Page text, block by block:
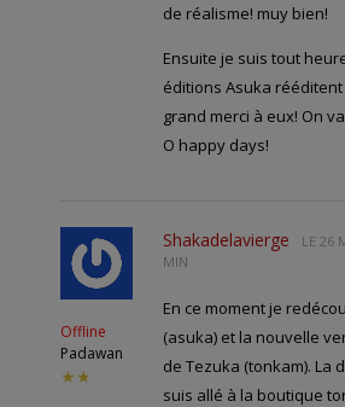
de réalisme! muy bien!
Ensuite je suis tout
éditions Asuka rééditent
grand merci à eux! On
O happy days!
Offline
Padawan
★★
Shakadelavierge LE 26
MIN
En ce moment je
(asuka) et la nouvelle
de Tezuka (tonkam). La
suis allé à la boutique